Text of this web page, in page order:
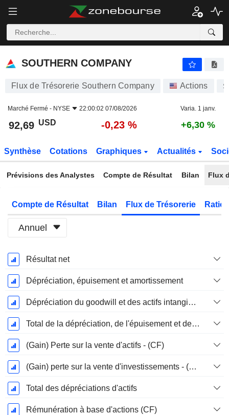
SOUTHERN COMPANY
SOUTHERN COMPANY
Flux de Trésorerie Southern Company Actions
Marché Fermé - NYSE 22:00:02 07/08/2026 Varia. 1 janv.
92,69 USD -0,23 % +6,30 %
Synthèse Cotations Graphiques Actualités
Prévisions des Analystes Compte de Résultat Bilan Flux
Compte de Résultat Bilan Flux de Trésorerie
Annuel
Période
Fiscale:
Décembre
Résultat net
Dépréciation, épuisement et amortissement
Dépréciation du goodwill et des actifs intangibles
Total de la dépréciation, de l'épuisement et de l'amortissement
(Gain) Perte sur la vente d'actifs - (CF)
(Gain) perte sur la vente d'investissements - (CF)
Total des dépréciations d'actifs
Rémunération à base d'actions (CF)